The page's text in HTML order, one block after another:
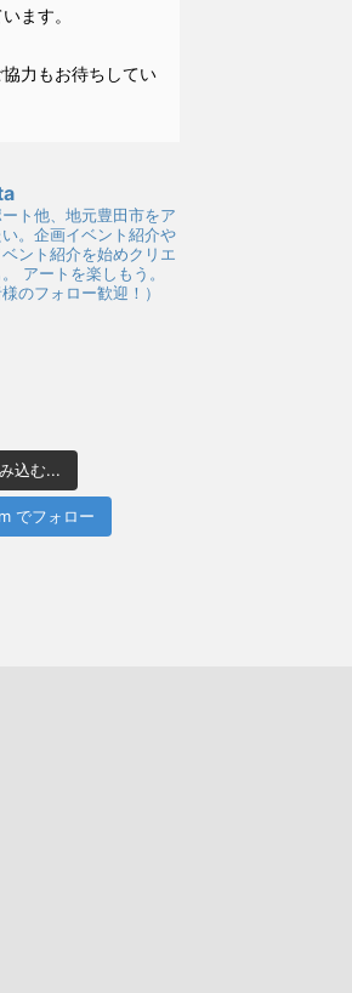
ます。
力もお待ちしてい
ト他、地元豊田市をア
。企画イベント紹介や
ント紹介を始めクリエ
アートを楽しもう。
のフォロー歓迎！）
込む...
でフォロー